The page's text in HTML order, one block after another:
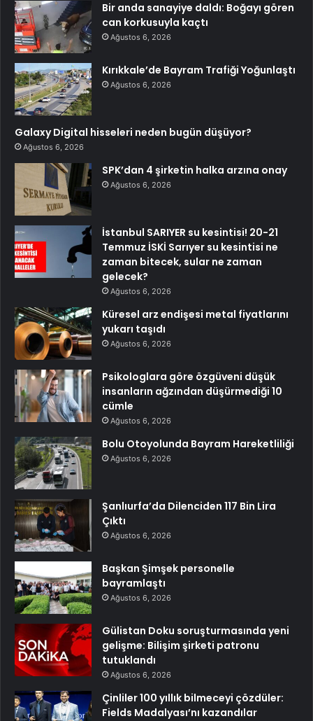
Bir anda sanayiye daldı: Boğayı gören
can korkusuyla kaçtı
Ağustos 6, 2026
Kırıkkale’de Bayram Trafiği Yoğunlaştı
Ağustos 6, 2026
Galaxy Digital hisseleri neden bugün düşüyor?
Ağustos 6, 2026
SPK’dan 4 şirketin halka arzına onay
Ağustos 6, 2026
İstanbul SARIYER su kesintisi! 20-21
Temmuz İSKİ Sarıyer su kesintisi ne
zaman bitecek, sular ne zaman
gelecek?
Ağustos 6, 2026
Küresel arz endişesi metal fiyatlarını
yukarı taşıdı
Ağustos 6, 2026
Psikologlara göre özgüveni düşük
insanların ağzından düşürmediği 10
cümle
Ağustos 6, 2026
Bolu Otoyolunda Bayram Hareketliliği
Ağustos 6, 2026
Şanlıurfa’da Dilenciden 117 Bin Lira
Çıktı
Ağustos 6, 2026
Başkan Şimşek personelle
bayramlaştı
Ağustos 6, 2026
Gülistan Doku soruşturmasında yeni
gelişme: Bilişim şirketi patronu
tutuklandı
Ağustos 6, 2026
Çinliler 100 yıllık bilmeceyi çözdüler:
Fields Madalyası’nı kazandılar